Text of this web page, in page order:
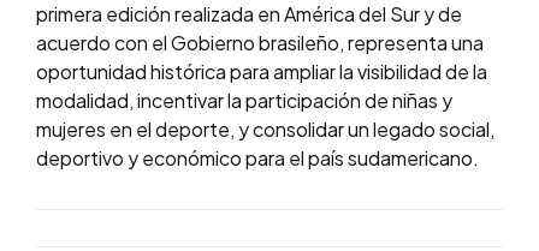
primera edición realizada en América del Sur y de
acuerdo con el Gobierno brasileño, representa una
oportunidad histórica para ampliar la visibilidad de la
modalidad, incentivar la participación de niñas y
mujeres en el deporte, y consolidar un legado social,
deportivo y económico para el país sudamericano.